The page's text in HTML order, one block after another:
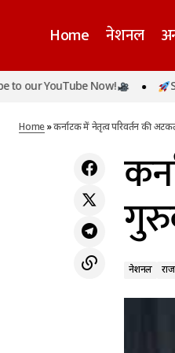
Home नेशनल
गुजरात टाइटंस को रौंदकर फाइनल में
Now! Stay
Home»कर्नाटक में नेतृत्व परिवर्तन की
नेशनल